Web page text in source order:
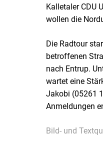
Kalletaler CDU
wollen die
Die Radtour
betroffenen
nach Entrup.
wartet eine
Jakobi (05261
Anmeldungen
Bild- und